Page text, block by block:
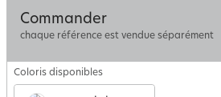
Commander
chaque référence est vendue séparément
Coloris disponibles